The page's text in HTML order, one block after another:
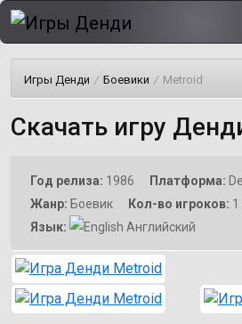
Игры Денди / Боевики / Metroid
Скачать игру
Год релиза: 1986 Платформа:
Жанр: Боевик Кол-во игроков: 1
Язык:
Английский